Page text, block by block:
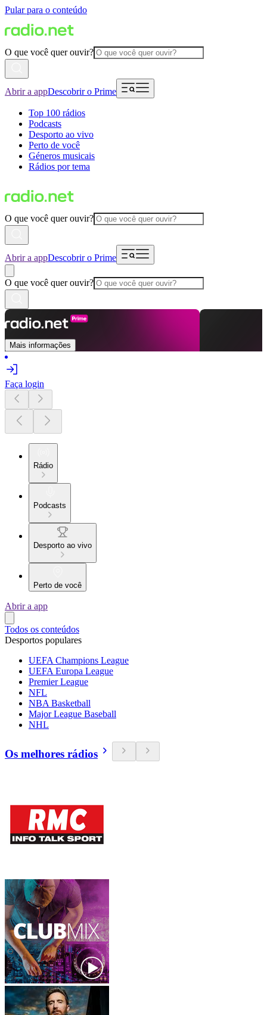
Pular para o conteúdo
O que você quer ouvir?
Abrir a appDescobrir o Prime
Top 100 rádios
Podcasts
Desporto ao vivo
Perto de você
Géneros musicais
Rádios por tema
O que você quer ouvir?
Abrir a appDescobrir o Prime
O que você quer ouvir?
Mais informações
Faça login
Rádio
Podcasts
Desporto ao vivo
Perto de você
Abrir a app
Todos os conteúdos
Desportos populares
UEFA Champions League
UEFA Europa League
Premier League
NFL
NBA Basketball
Major League Baseball
NHL
Os melhores rádios